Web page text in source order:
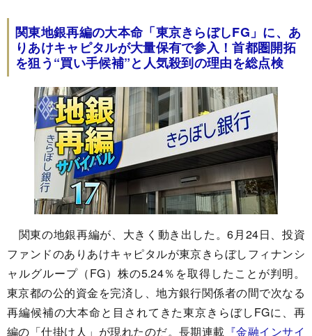
関東地銀再編の大本命「東京きらぼしFG」に、あ
りあけキャピタルが大量保有で参入！首都圏開拓
を狙う“買い手候補”と人気殺到の理由を総点検
関東の地銀再編が、大きく動き出した。6月24日、投資
ファンドのありあけキャピタルが東京きらぼしフィナンシ
ャルグループ（FG）株の5.24％を取得したことが判明。
東京都の公的資金を完済し、地方銀行関係者の間で次なる
再編候補の大本命と目されてきた東京きらぼしFGに、再
編の「仕掛け人」が現れたのだ。長期連載 『金融インサイ